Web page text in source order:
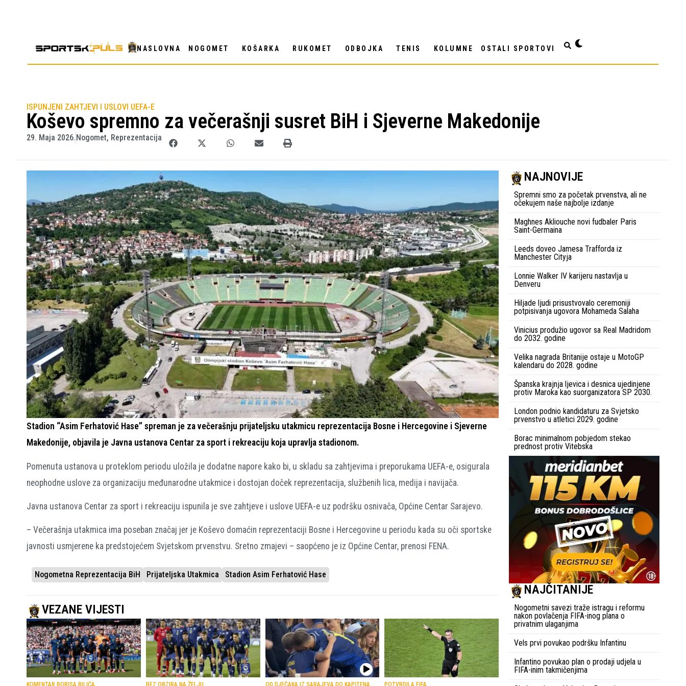
NASLOVNA NOGOMET KOŠARKA RUKOMET ODBOJKA TENIS KOLUMNE OSTALI SPORTOVI
ISPUNJENI ZAHTJEVI I USLOVI UEFA-E
Koševo spremno za večerašnji susret BiH i Sjeverne Makedonije
29. Maja 2026.Nogomet, Reprezentacija
Stadion “Asim Ferhatović Hase” spreman je za večerašnju prijateljsku utakmicu reprezentacija Bosne i Hercegovine i Sjeverne
Makedonije, objavila je Javna ustanova Centar za sport i rekreaciju koja upravlja stadionom.
Pomenuta ustanova u proteklom periodu uložila je dodatne napore kako bi, u skladu sa zahtjevima i preporukama UEFA-e, osigurala
neophodne uslove za organizaciju međunarodne utakmice i dostojan doček reprezentacija, službenih lica, medija i navijača.
Javna ustanova Centar za sport i rekreaciju ispunila je sve zahtjeve i uslove UEFA-e uz podršku osnivača, Općine Centar Sarajevo.
– Večerašnja utakmica ima poseban značaj jer je Koševo domaćin reprezentaciji Bosne i Hercegovine u periodu kada su oči sportske
javnosti usmjerene ka predstojećem Svjetskom prvenstvu. Sretno zmajevi – saopćeno je iz Općine Centar, prenosi FENA.
Nogometna Reprezentacija BiH Prijateljska Utakmica Stadion Asim Ferhatović Hase
VEZANE VIJESTI
KOMENTAR BORISA BILIĆA BEZ OBZIRA NA ŽELJU OD DJEČAKA IZ SARAJEVA DO KAPITENA POTVRDILA FIFA
NAJNOVIJE
Spremni smo za početak prvenstva, ali ne
očekujem naše najbolje izdanje
Maghnes Akliouche novi fudbaler Paris
Saint-Germaina
Leeds doveo Jamesa Trafforda iz
Manchester Cityja
Lonnie Walker IV karijeru nastavlja u
Denveru
Hiljade ljudi prisustvovalo ceremoniji
potpisivanja ugovora Mohameda Salaha
Vinicius produžio ugovor sa Real Madridom
do 2032. godine
Velika nagrada Britanije ostaje u MotoGP
kalendaru do 2028. godine
Španska krajnja ljevica i desnica ujedinjene
protiv Maroka kao suorganizatora SP 2030.
London podnio kandidaturu za Svjetsko
prvenstvo u atletici 2029. godine
Borac minimalnom pobjedom stekao
prednost protiv Vitebska
NAJČITANIJE
Nogometni savezi traže istragu i reformu
nakon povlačenja FIFA-inog plana o
privatnim ulaganjima
Vels prvi povukao podršku Infantinu
Infantino povukao plan o prodaji udjela u
FIFA-inim takmičenjima